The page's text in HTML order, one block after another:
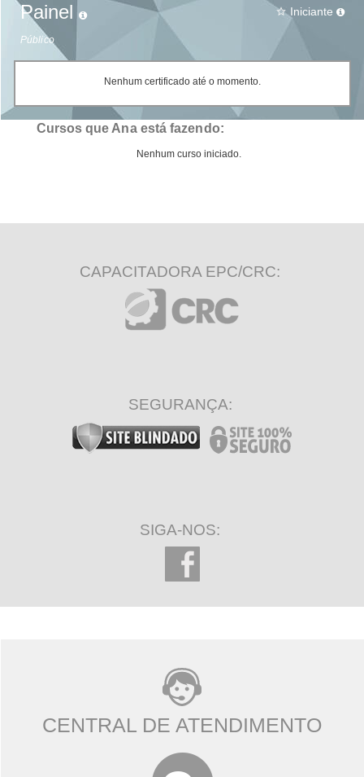
Painel
Público
star_border Iniciante
Nenhum certificado até o momento.
Cursos que Ana está fazendo:
Nenhum curso iniciado.
CAPACITADORA EPC/CRC:
SEGURANÇA:
SIGA-NOS:
CENTRAL DE ATENDIMENTO